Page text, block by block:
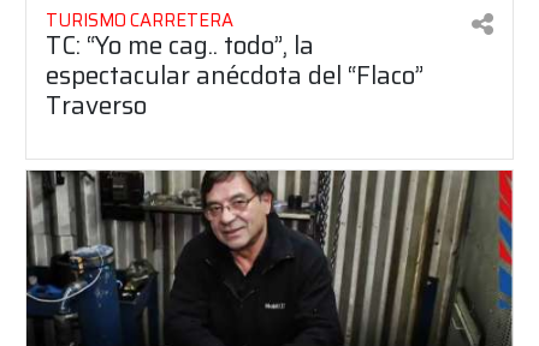
TURISMO CARRETERA
TC: “Yo me cag.. todo”, la
espectacular anécdota del “Flaco”
Traverso